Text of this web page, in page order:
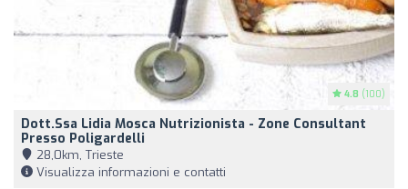
4.8 (100)
Dott.ssa Lidia Mosca Nutrizionista - Zone Consultant
Presso Poligardelli
28,0km, Trieste
Visualizza informazioni e contatti